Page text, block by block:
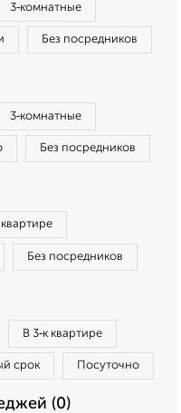
3‑комнатные
Без посредников
3‑комнатные
Без посредников
Без посредников
В 3‑к квартире
срок Посуточно
(0)